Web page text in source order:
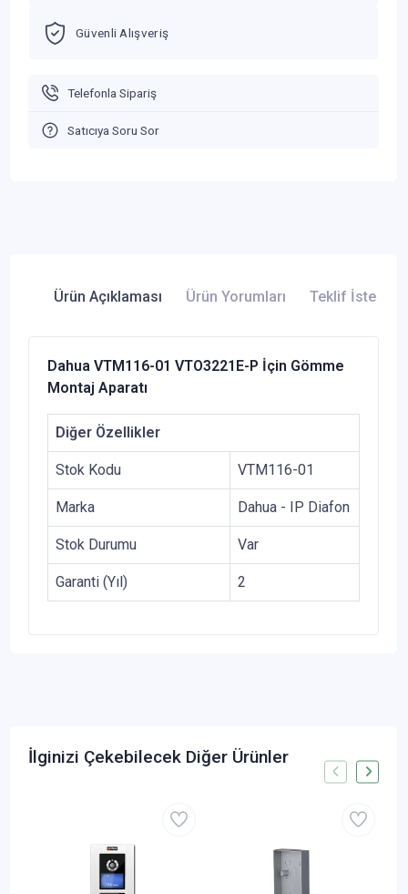
Güvenli Alışveriş
Telefonla Sipariş
Satıcıya Soru Sor
Ürün Açıklaması Ürün Yorumları Teklif İste
Dahua VTM116-01 VTO3221E-P İçin Gömme
Montaj Aparatı
Diğer Özellikler
Stok Kodu VTM116-01
Marka Dahua - IP Diafon
Stok Durumu Var
Garanti (Yıl) 2
İlginizi Çekebilecek Diğer Ürünler